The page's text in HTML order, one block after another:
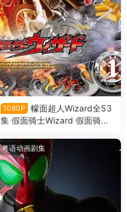
1080P
幪面超人Wizard全53
集 假面骑士Wizard 假面骑士
粤语动画剧集